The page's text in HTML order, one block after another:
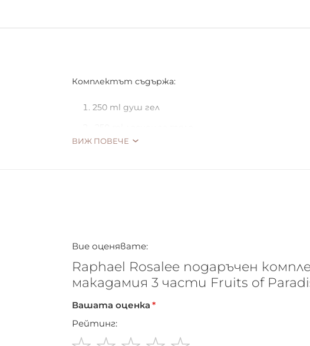
Комплектът съдържа:
250 ml душ гел
130 ml скраб за тяло
ВИЖ ПОВЕЧЕ
Вие оценявате:
Raphael Rosalee подаръчен
макадамия 3 части Fruits of
Вашата оценка
Рейтинг: